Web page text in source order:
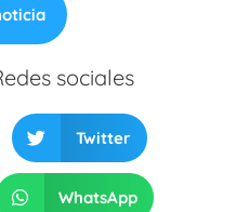
sociales
Twitter
WhatsApp